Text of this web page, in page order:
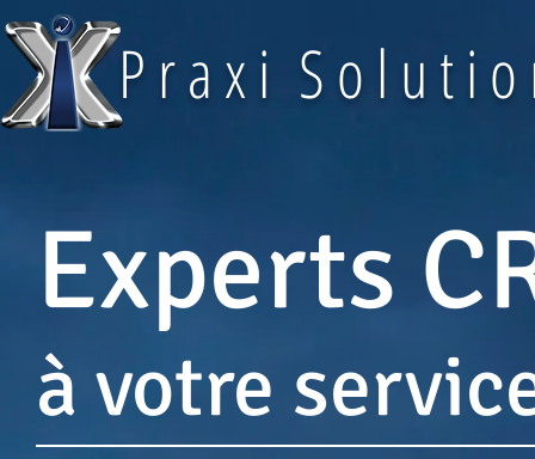
P r a x i S o l u t i o
Experts
à votre